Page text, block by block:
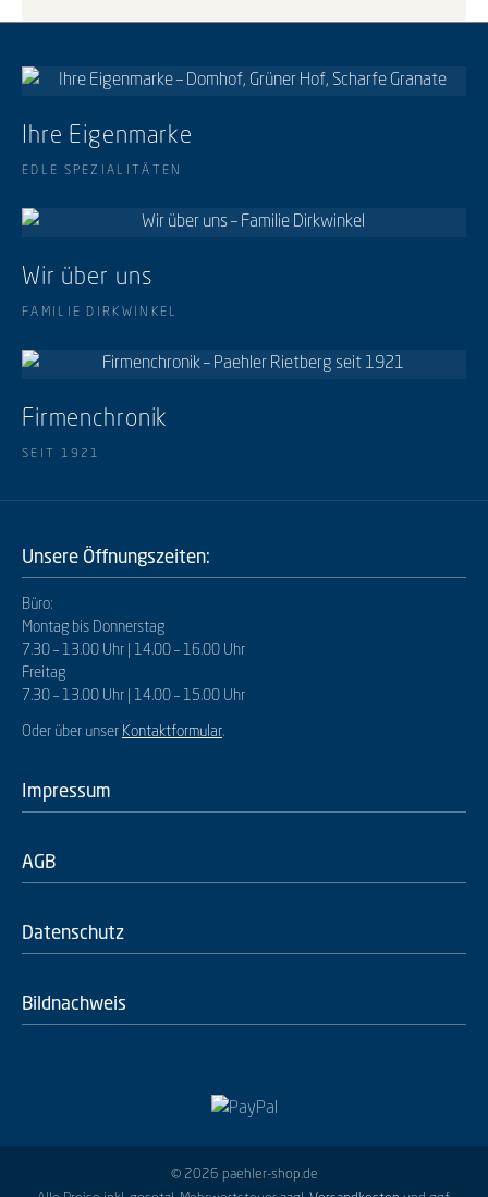
Ihre Eigenmarke
EDLE SPEZIALITÄTEN
Wir über uns
FAMILIE DIRKWINKEL
Firmenchronik
SEIT 1921
Unsere Öffnungszeiten:
Büro:
Montag bis Donnerstag
7.30 – 13.00 Uhr | 14.00 – 16.00 Uhr
Freitag
7.30 – 13.00 Uhr | 14.00 – 15.00 Uhr
Oder über unser Kontaktformular.
Impressum
AGB
Datenschutz
Bildnachweis
© 2026 paehler-shop.de